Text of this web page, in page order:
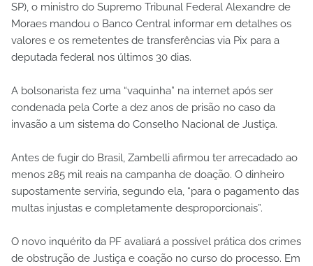
SP), o ministro do Supremo Tribunal Federal Alexandre de
Moraes mandou o Banco Central informar em detalhes os
valores e os remetentes de transferências via Pix para a
deputada federal nos últimos 30 dias.
A bolsonarista fez uma “vaquinha” na internet após ser
condenada pela Corte a dez anos de prisão no caso da
invasão a um sistema do Conselho Nacional de Justiça.
Antes de fugir do Brasil, Zambelli afirmou ter arrecadado ao
menos 285 mil reais na campanha de doação. O dinheiro
supostamente serviria, segundo ela, “para o pagamento das
multas injustas e completamente desproporcionais”.
O novo inquérito da PF avaliará a possível prática dos crimes
de obstrução de Justiça e coação no curso do processo. Em